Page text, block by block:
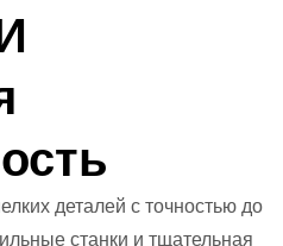
деталей с точностью до
станки и тщательная